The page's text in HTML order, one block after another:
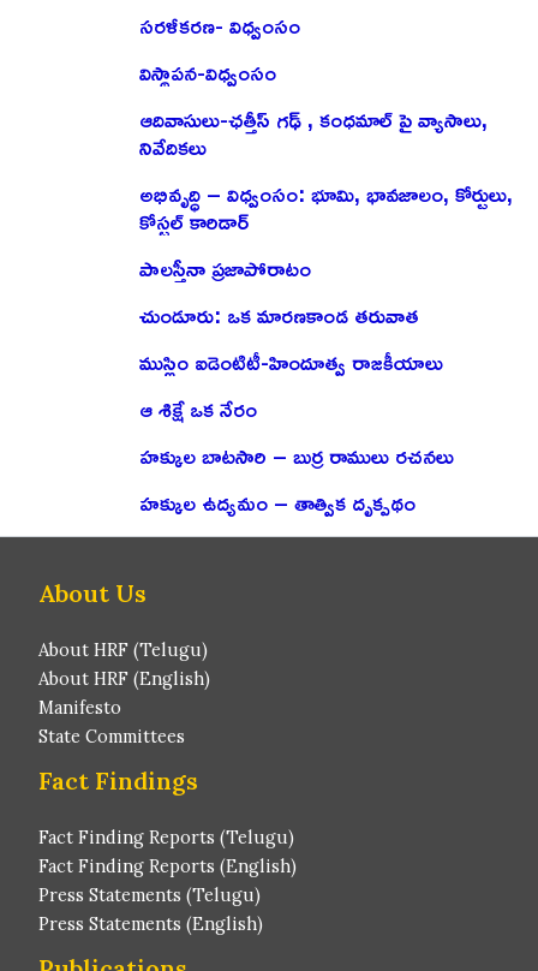
సరళీకరణ- విధ్వంసం
విస్థాపన-విధ్వంసం
ఆదివాసులు-ఛత్తీస్ గఢ్ , కంధమాల్ పై వ్యాసాలు,
నివేదికలు
అభివృద్ధి – విధ్వంసం: భూమి, భావజాలం, కోర్టులు,
కోస్టల్ కారిడార్
పాలస్తీనా ప్రజాపోరాటం
చుండూరు: ఒక మారణకాండ తరువాత
ముస్లిం ఐడెంటిటీ-హిందూత్వ రాజకీయాలు
ఆ శిక్షే ఒక నేరం
హక్కుల బాటసారి – బుర్ర రాములు రచనలు
హక్కుల ఉద్యమం – తాత్విక దృక్పథం
About Us
About HRF (Telugu)
About HRF (English)
Manifesto
State Committees
Fact Findings
Fact Finding Reports (Telugu)
Fact Finding Reports (English)
Press Statements (Telugu)
Press Statements (English)